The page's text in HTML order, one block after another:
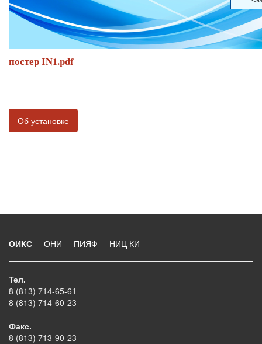
постер IN1.pdf
Об установке
ОИКС ОНИ ПИЯФ НИЦ КИ
Тел.
8 (813) 714-65-61
8 (813) 714-60-23
Факс.
8 (813) 713-90-23